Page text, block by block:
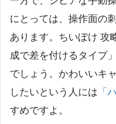
にとっては、操作面の
あります。ちいぽけ 攻
成で差を付けるタイプ
でしょう。かわいいキ
したいという人には 「
すめですよ。